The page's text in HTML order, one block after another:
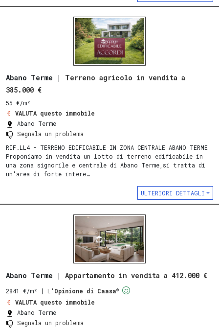
Abano Terme | Terreno agricolo in vendita a
385.000 €
55 €/m²
VALUTA questo immobile
Abano Terme
Segnala un problema
RIF.LL4 - TERRENO EDIFICABILE IN ZONA CENTRALE ABANO TERME
Proponiamo in vendita un lotto di terreno edificabile in
una zona signorile e centrale di Abano Terme,si tratta di
un'area di forte intere…
ULTERIORI DETTAGLI
Abano Terme | Appartamento in vendita a 412.000 €
2841 €/m² ∣ L' Opinione di Caasa®
VALUTA questo immobile
Abano Terme
Segnala un problema